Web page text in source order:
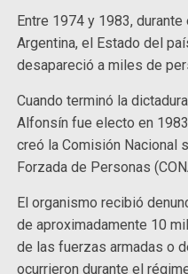
Entre 1974 y 1983,
Argentina, el Estado del
desapareció a miles de
Cuando terminó la
Alfonsín fue electo en
creó la Comisión Nacional
Forzada de Personas
El organismo recibió
de aproximadamente 10
de las fuerzas armadas o
ocurrieron durante el